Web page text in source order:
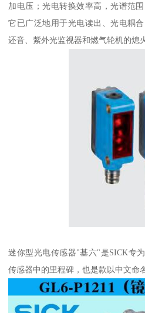
加电压；光电转换效率高，光谱范
它已广泛地用于光电读出、光电耦
还音、紫外光监视器和燃气轮机的熄
迷你型光电传感器"基六"是SICK专
传感器中的里程碑，也是款以中文命